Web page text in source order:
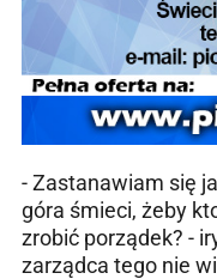
- Zastanawiam się
góra śmieci, żeby
zrobić porządek? -
zarządca tego nie